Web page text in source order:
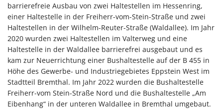
barrierefreie Ausbau von zwei Haltestellen im Hessenring,
einer Haltestelle in der Freiherr-vom-Stein-Straße und zwei
Haltestellen in der Wilhelm-Reuter-Straße (Waldallee). Im Jahr
2020 wurden zwei Haltestellen im Valterweg und eine
Haltestelle in der Waldallee barrierefrei ausgebaut und es
kam zur Neuerrichtung einer Bushaltestelle auf der B 455 in
Höhe des Gewerbe- und Industriegebietes Eppstein West im
Stadtteil Bremthal. Im Jahr 2022 wurden die Bushaltestelle
Freiherr-vom Stein-Straße Nord und die Bushaltestelle „Am
Eibenhang“ in der unteren Waldallee in Bremthal umgebaut.